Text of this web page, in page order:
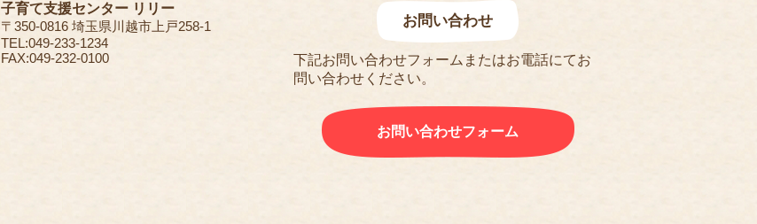
子育て支援センター リリー
〒350-0816 埼玉県川越市上戸258-1
TEL:049-233-1234
FAX:049-232-0100
お問い合わせ
下記お問い合わせフォームまたはお電話にてお
問い合わせください。
お問い合わせフォーム